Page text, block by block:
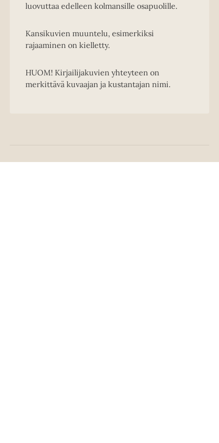
luovuttaa edelleen kolmansille osapuolille.
Kansikuvien muuntelu, esimerkiksi
rajaaminen on kielletty.
HUOM! Kirjailijakuvien yhteyteen on
merkittävä kuvaajan ja kustantajan nimi.